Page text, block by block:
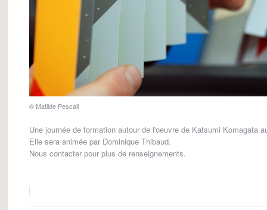
© Matilde Pescali
Une journée de formation autour de l'oeuvre de Katsumi Komagata
Elle sera animée par Dominique Thibaud.
Nous contacter pour plus de renseignements.